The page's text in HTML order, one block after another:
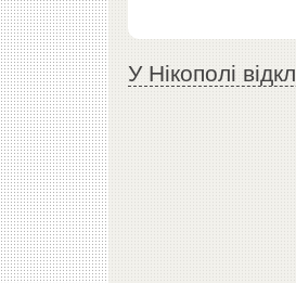
У Нікополі